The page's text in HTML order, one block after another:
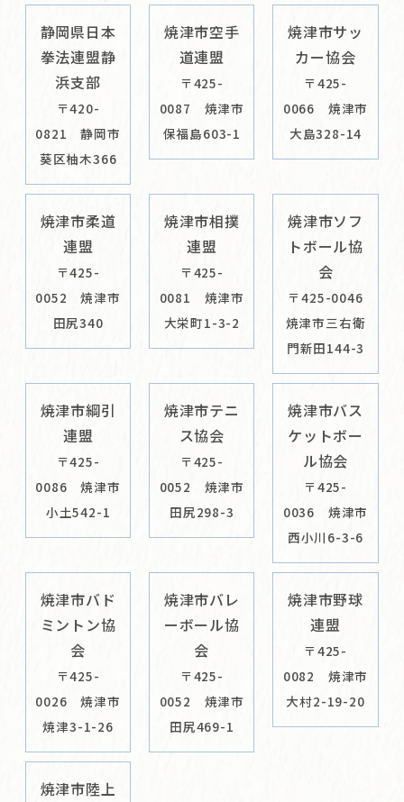
静岡県日本
拳法連盟静
浜支部
〒420-
0821 静岡市
葵区柚木366
焼津市空手
道連盟
〒425-
0087 焼津市
保福島603-1
焼津市サッ
カー協会
〒425-
0066 焼津市
大島328-14
焼津市柔道
連盟
〒425-
0052 焼津市
田尻340
焼津市相撲
連盟
〒425-
0081 焼津市
大栄町1-3-2
焼津市ソフ
トボール協
会
〒425-0046
焼津市三右衛
門新田144-3
焼津市綱引
連盟
〒425-
0086 焼津市
小土542-1
焼津市テニ
ス協会
〒425-
0052 焼津市
田尻298-3
焼津市バス
ケットボー
ル協会
〒425-
0036 焼津市
西小川6-3-6
焼津市バド
ミントン協
会
〒425-
0026 焼津市
焼津3-1-26
焼津市バレ
ーボール協
会
〒425-
0052 焼津市
田尻469-1
焼津市野球
連盟
〒425-
0082 焼津市
大村2-19-20
焼津市陸上